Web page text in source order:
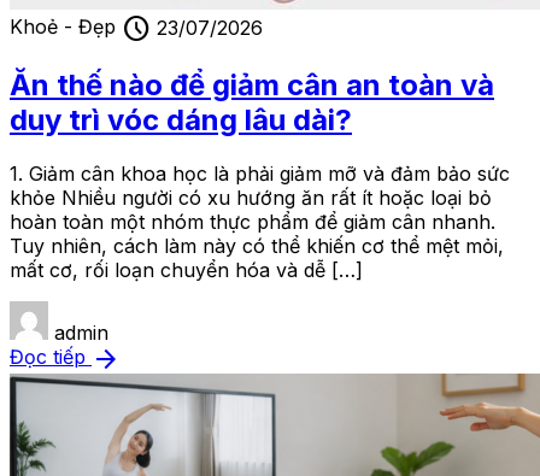
Khoẻ - Đẹp schedule 23/07/2026
Ăn thế nào để giảm cân an toàn và
duy trì vóc dáng lâu dài?
1. Giảm cân khoa học là phải giảm mỡ và đảm bảo sức
khỏe Nhiều người có xu hướng ăn rất ít hoặc loại bỏ
hoàn toàn một nhóm thực phẩm để giảm cân nhanh.
Tuy nhiên, cách làm này có thể khiến cơ thể mệt mỏi,
mất cơ, rối loạn chuyển hóa và dễ […]
admin
Đọc tiếp arrow_forward